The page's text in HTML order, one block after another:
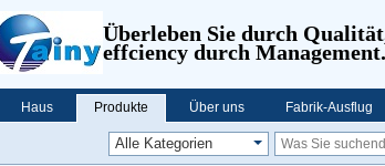
Überleben Sie durch
effciency durch Management.
Haus Produkte Über uns Fabrik-Ausflug